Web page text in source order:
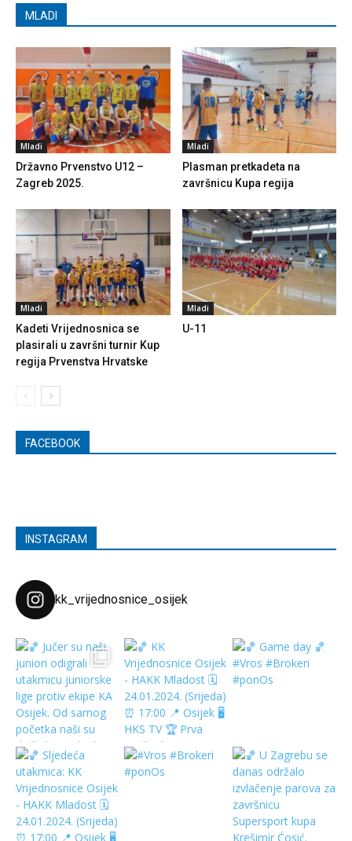
MLADI
Mladi
Državno Prvenstvo U12 –
Zagreb 2025.
Mladi
Plasman pretkadeta na
završnicu Kupa regija
Mladi
Kadeti Vrijednosnica se
plasirali u završni turnir Kup
regija Prvenstva Hrvatske
Mladi
U-11
FACEBOOK
INSTAGRAM
kk_vrijednosnice_osijek